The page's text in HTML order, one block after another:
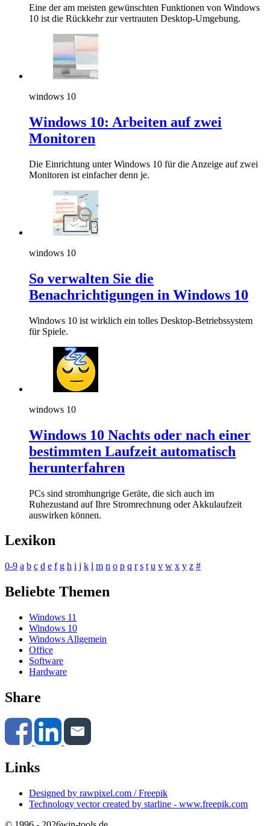
Eine der am meisten gewünschten Funktionen von Windows
10 ist die Rückkehr zur vertrauten Desktop-Umgebung.
windows 10
Windows 10: Arbeiten auf zwei
Monitoren
Die Einrichtung unter Windows 10 für die Anzeige auf zwei
Monitoren ist einfacher denn je.
windows 10
So verwalten Sie die
Benachrichtigungen in Windows 10
Windows 10 ist wirklich ein tolles Desktop-Betriebssystem
für Spiele.
windows 10
Windows 10 Nachts oder nach einer
bestimmten Laufzeit automatisch
herunterfahren
PCs sind stromhungrige Geräte, die sich auch im
Ruhezustand auf Ihre Stromrechnung oder Akkulaufzeit
auswirken können.
Lexikon
0-9 a b c d e f g h i j k l m n o p q r s t u v w x y z #
Beliebte Themen
Windows 11
Windows 10
Windows Allgemein
Office
Software
Hardware
Share
Links
Designed by rawpixel.com / Freepik
Technology vector created by starline - www.freepik.com